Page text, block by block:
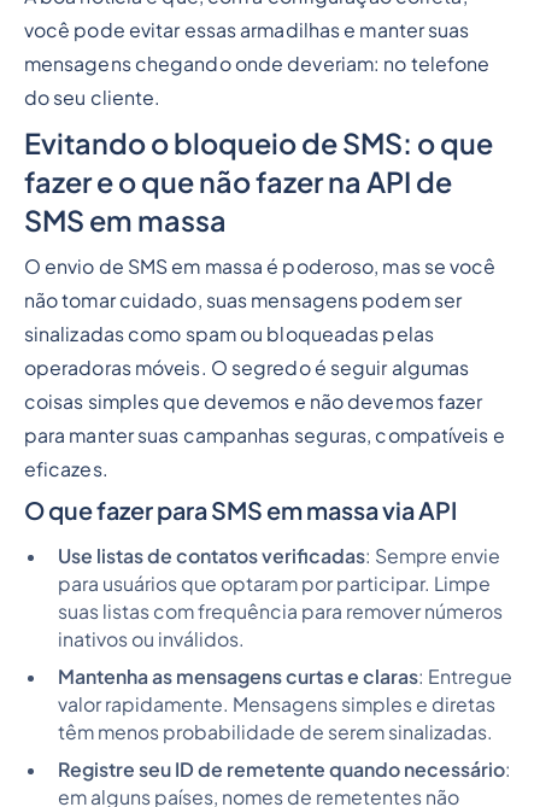
você pode evitar essas armadilhas e manter suas
mensagens chegando onde deveriam: no telefone
do seu cliente.
Evitando o bloqueio de SMS: o que
fazer e o que não fazer na API de
SMS em massa
O envio de SMS em massa é poderoso, mas se você
não tomar cuidado, suas mensagens podem ser
sinalizadas como spam ou bloqueadas pelas
operadoras móveis. O segredo é seguir algumas
coisas simples que devemos e não devemos fazer
para manter suas campanhas seguras, compatíveis e
eficazes.
O que fazer para SMS em massa via API
Use listas de contatos verificadas: Sempre envie
para usuários que optaram por participar. Limpe
suas listas com frequência para remover números
inativos ou inválidos.
Mantenha as mensagens curtas e claras: Entregue
valor rapidamente. Mensagens simples e diretas
têm menos probabilidade de serem sinalizadas.
Registre seu ID de remetente quando necessário:
em alguns países, nomes de remetentes não